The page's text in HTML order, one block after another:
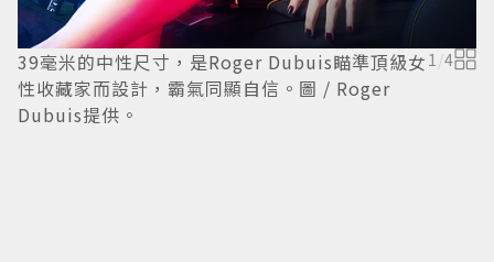
39毫米的中性尺寸，是Roger Dubuis瞄準頂級女
性收藏家而設計，霸氣同顯自信。圖 / Roger
Dubuis提供。
1 /4